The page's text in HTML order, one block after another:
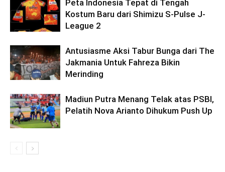
Peta Indonesia Tepat di Tengah
Kostum Baru dari Shimizu S-Pulse J-
League 2
Antusiasme Aksi Tabur Bunga dari The
Jakmania Untuk Fahreza Bikin
Merinding
Madiun Putra Menang Telak atas PSBI,
Pelatih Nova Arianto Dihukum Push Up